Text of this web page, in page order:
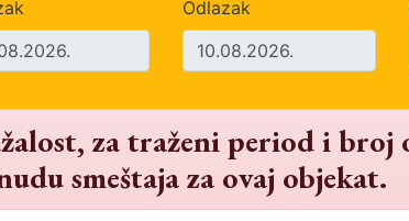
Odlazak
za traženi period i broj
smeštaja za ovaj objekat.